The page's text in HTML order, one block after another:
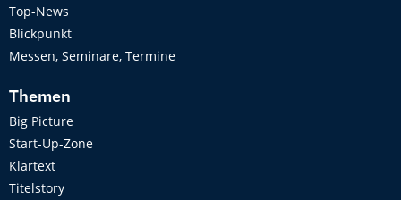
Top-News
Blickpunkt
Messen, Seminare, Termine
Themen
Big Picture
Start-Up-Zone
Klartext
Titelstory